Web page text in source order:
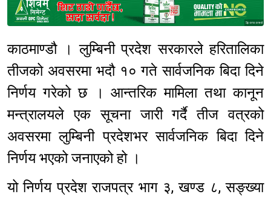
Sponsored
काठमाण्डौ । लुम्बिनी प्रदेश सरकारले हरितालिका
तीजको अवसरमा भदौ १० गते सार्वजनिक बिदा दिने
निर्णय गरेको छ । आन्तरिक मामिला तथा कानून
मन्त्रालयले एक सूचना जारी गर्दै तीज वत्रको
अवसरमा लुम्बिनी प्रदेशभर सार्वजनिक बिदा दिने
निर्णय भएको जनाएको हो ।
यो निर्णय प्रदेश राजपत्र भाग ३, खण्ड ८, सङ्ख्या